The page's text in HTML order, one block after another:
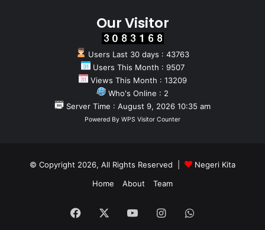
Our Visitor
Users Last 30 days : 43763
Users This Month : 9507
Views This Month : 13209
Who's Online : 2
Server Time : August 9, 2026 10:35 am
Powered By WPS Visitor Counter
© Copyright 2026, All Rights Reserved |
Negeri Kita
Home
About Team
Facebook YouTubeInstagramWhatsApp